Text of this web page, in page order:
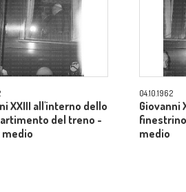
XXIII all'interno dello
del treno -
medio
04.10.1962
Giovanni
medio